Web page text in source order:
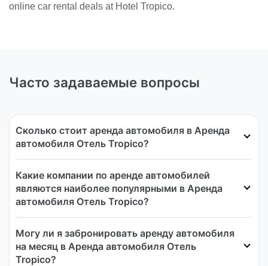
online car rental deals at Hotel Tropico.
Часто задаваемые вопросы
Сколько стоит аренда автомобиля в Аренда
автомобиля Отель Tropico?
Какие компании по аренде автомобилей
являются наиболее популярными в Аренда
автомобиля Отель Tropico?
Могу ли я забронировать аренду автомобиля
на месяц в Аренда автомобиля Отель
Tropico?